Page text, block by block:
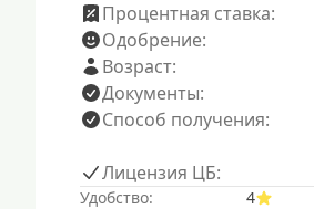
Процентная ставка:
Одобрение:
Возраст:
Документы:
Способ получения:
Лицензия ЦБ:
Удобство: 4